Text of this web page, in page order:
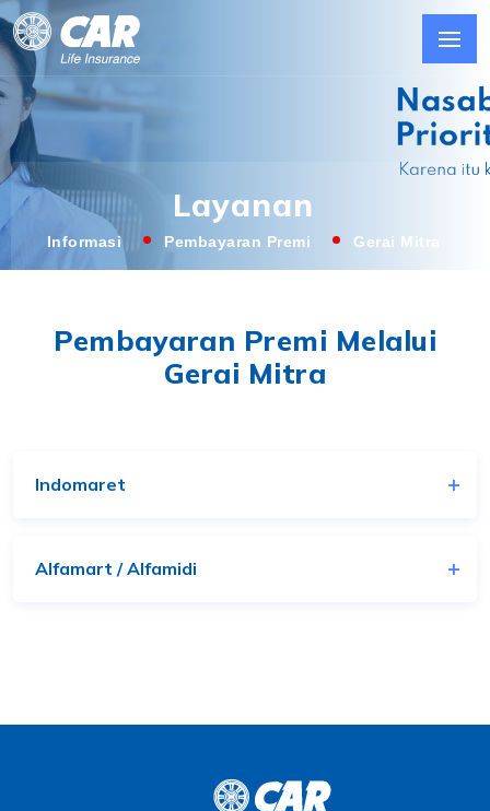
Layanan
Informasi Pembayaran Premi Gerai Mitra
Pembayaran Premi Melalui
Gerai Mitra
Indomaret
Alfamart / Alfamidi